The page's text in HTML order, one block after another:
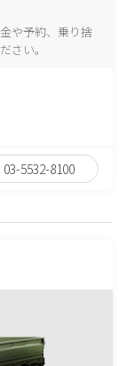
や予約、乗り捨
さい。
03-5532-8100